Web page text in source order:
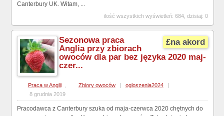
Canterbury UK. Witam, ...
ilość wszystkich wyświetleń: 684, dzisiaj: 0
£na akord
Sezonowa praca
Anglia przy zbiorach
owoców dla par bez języka 2020 maj-
czer...
Praca w Anglii , Zbiory owoców ogloszenia2024
8 grudnia 2019
Pracodawca z Canterbury szuka od maja-czerwca 2020 chętnych do